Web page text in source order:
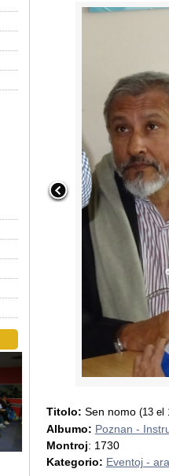
Titolo: Sen nomo (13 el
Albumo: Poznan -
Montroj: 1730
Kategorio: Eventoj -